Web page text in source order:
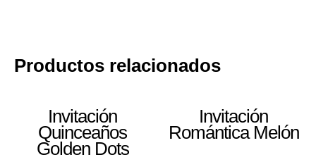
Productos relacionados
Invitación
Quinceaños
Golden Dots
Invitación
Romántica Melón